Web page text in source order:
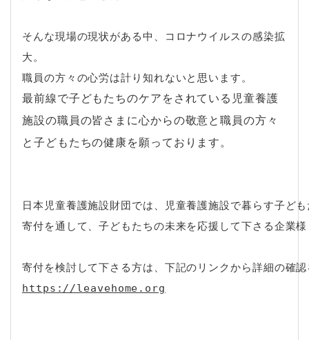
そんな現場の現状がある中、コロナウイルスの感染拡
大。
職員の方々の心労は計り知れないと思います。
最前線で子どもたちのケアをされている児童養護
施設の職員の皆さまに心からの敬意と職員の方々
と子どもたちの健康を願っております。
日本児童養護施設財団では、児童養護施設で暮らす子ど
寄付を通して、子どもたちの未来を応援して下さる企業
https://leavehome.org